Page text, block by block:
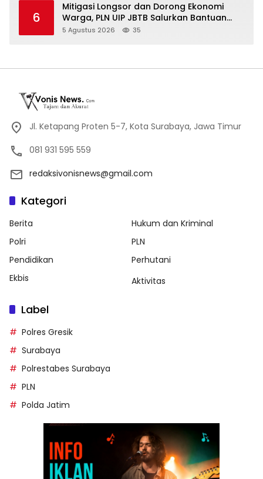
6
Mitigasi Longsor dan Dorong Ekonomi
Warga, PLN UIP JBTB Salurkan Bantuan
Konservasi 4.000 Pohon Aren Genjah Asal
5 Agustus 2026 35
Jl. Ketapang Proten 5-7, Kota Surabaya, Jawa Timur
081 931 595 559
redaksivonisnews@gmail.com
Kategori
Berita
Hukum dan Kriminal
Polri
PLN
Pendidikan
Perhutani
Ekbis
Aktivitas
Label
Polres Gresik
Surabaya
Polrestabes Surabaya
PLN
Polda Jatim